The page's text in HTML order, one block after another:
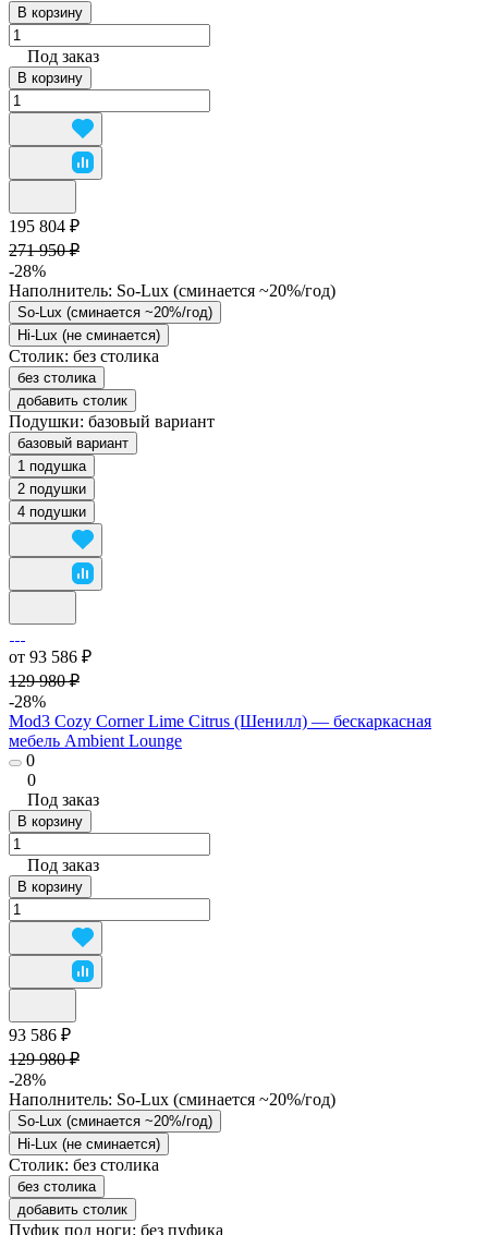
В корзину
Под заказ
В корзину
195 804 ₽
271 950 ₽
-28%
Наполнитель: So-Lux (cминается ~20%/год)
So-Lux (cминается ~20%/год)
Hi-Lux (не сминается)
Столик: без столика
без столика
добавить столик
Подушки: базовый вариант
базовый вариант
1 подушка
2 подушки
4 подушки
от 93 586 ₽
129 980 ₽
-28%
Mod3 Cozy Corner Lime Citrus (Шенилл) — бескаркасная
мебель Ambient Lounge
0
0
Под заказ
В корзину
Под заказ
В корзину
93 586 ₽
129 980 ₽
-28%
Наполнитель: So-Lux (cминается ~20%/год)
So-Lux (cминается ~20%/год)
Hi-Lux (не сминается)
Столик: без столика
без столика
добавить столик
Пуфик под ноги: без пуфика